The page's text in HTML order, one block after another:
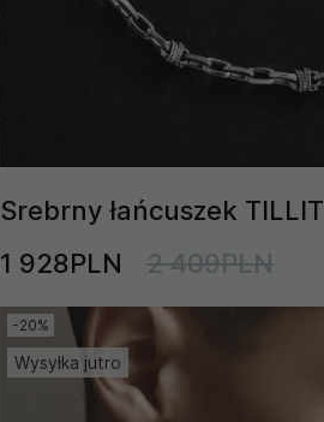
Srebrny łańcuszek TILLIT
1 928PLN
2 409PLN
-20%
Wysyłka jutro